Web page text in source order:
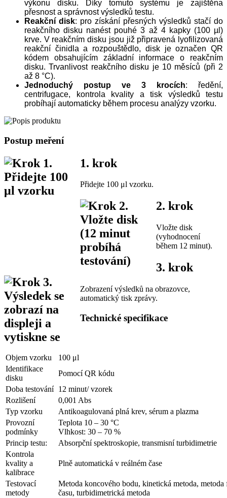
výkonu disku. Díky tomuto systému je zajištěna
přesnost a správnost výsledků testu.
Reakční disk: pro získání přesných výsledků stačí do
reakčního disku nanést pouhé 3 až 4 kapky (100 µl)
krve. V reakčním disku jsou již připravená lyofilizovaná
reakční činidla a rozpouštědlo, disk je označen QR
kódem obsahujícím základní informace o reakčním
disku. Trvanlivost reakčního disku je 10 měsíců (při 2
až 8 °C).
Jednoduchý postup ve 3 krocích: ředění,
centrifugace, kontrola kvality a tisk výsledků testu
probíhají automaticky během procesu analýzy vzorku.
Postup meření
1. krok
Přidejte 100 μl vzorku.
2. krok
Vložte disk
(vyhodnocení
během 12 minut).
3. krok
Zobrazení výsledků na obrazovce,
automatický tisk zprávy.
Technické specifikace
Objem vzorku
100 μl
Identifikace
disku
Pomocí QR kódu
Doba testování 12 minut/ vzorek
Rozlišení
0,001 Abs
Typ vzorku
Antikoagulovaná plná krev, sérum a plazma
Provozní
podmínky
Teplota 10 – 30 °C
Vlhkost: 30 – 70 %
Princip testu:
Absorpční spektroskopie, transmisní turbidimetrie
Kontrola
kvality a
kalibrace
Plně automatická v reálném čase
Testovací
metody
Metoda koncového bodu, kinetická metoda,
času, turbidimetrická metoda